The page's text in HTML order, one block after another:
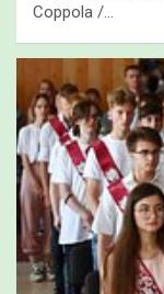
Coppola /…